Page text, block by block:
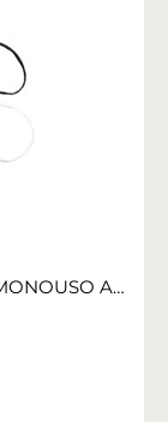
SIENA MASCHERINA CHIRURGICA MONOUSO ADULTO CELESTE CONF. 10 PZ